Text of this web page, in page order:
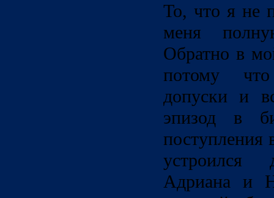
То, что я не
меня
Обратно в
потому
допуски и
эпизод в
Адриана и